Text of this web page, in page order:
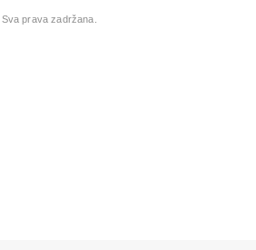
. Sva prava zadržana.